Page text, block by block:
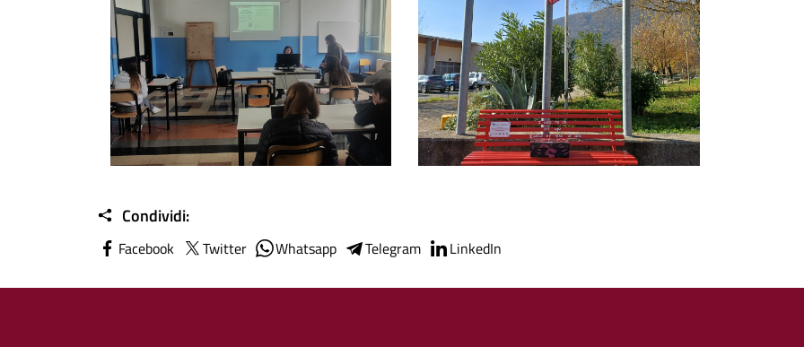
Condividi:
Facebook Twitter Whatsapp Telegram LinkedIn